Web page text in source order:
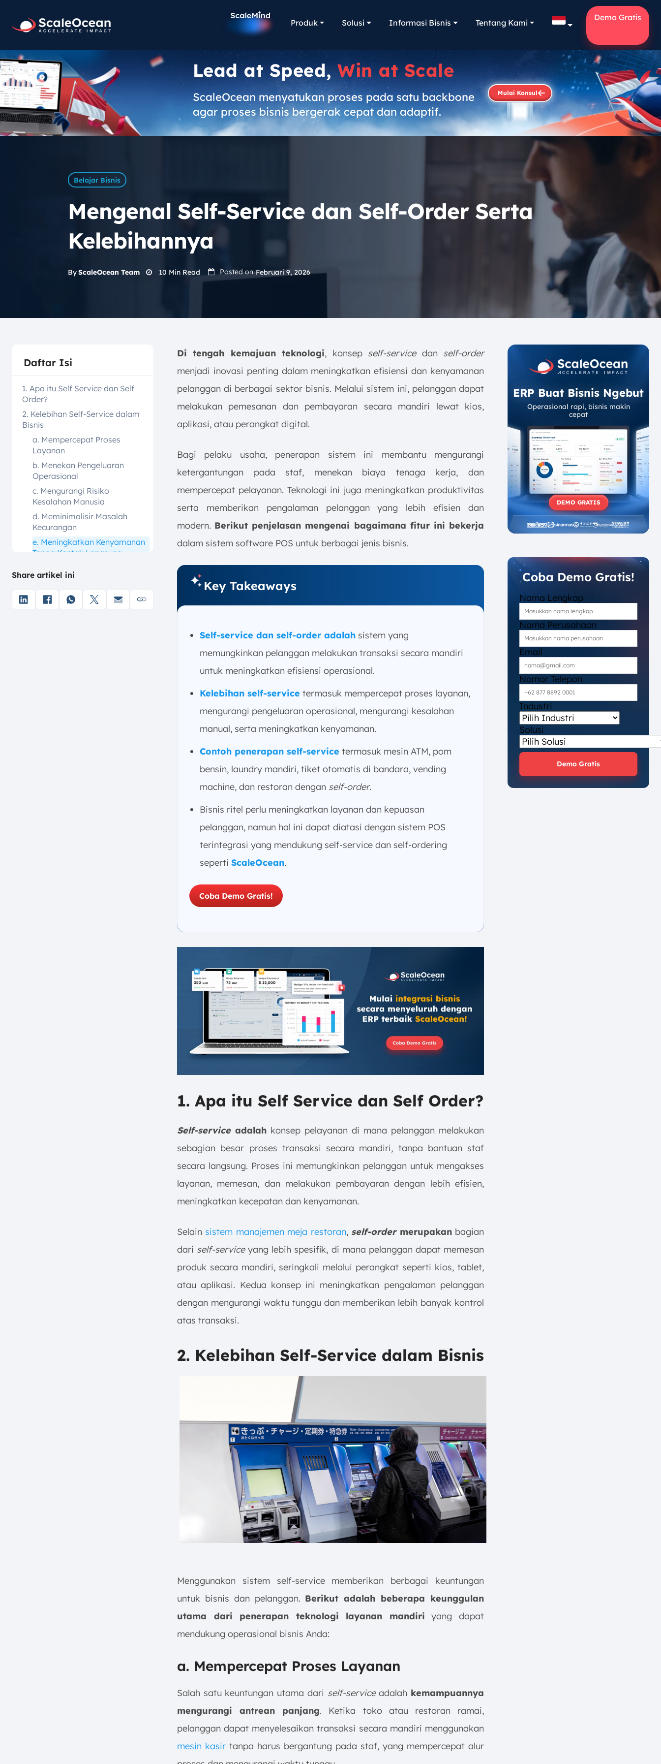
Produk Solusi Informasi Bisnis Tentang Kami
Demo Gratis
Lead at Speed,Win at Scale
ScaleOcean menyatukan proses pada satu backbone
agar proses bisnis bergerak cepat dan adaptif.
Mulai Konsul
Belajar Bisnis
Mengenal Self-Service dan Self-Order Serta
Kelebihannya
ByScaleOcean Team 10 Min Read Posted on Februari 9, 2026
Daftar Isi
1. Apa itu Self Service dan Self
Order?
2. Kelebihan Self-Service dalam
Bisnis
a. Mempercepat Proses
Layanan
b. Menekan Pengeluaran
Operasional
c. Mengurangi Risiko
Kesalahan Manusia
d. Meminimalisir Masalah
Kecurangan
e. Meningkatkan Kenyamanan
Tanpa Kontak Langsung
Modernisasi Bisnis
3. Kekurangan Sistem Self-Service
a. Risiko Kesalahan Sistem
Share artikel ini
Di tengah kemajuan teknologi, konsepself-servicedan self-order
menjadi inovasi penting dalam meningkatkan efisiensi dan kenyamanan
pelanggan di berbagai sektor bisnis. Melalui sistem ini, pelanggan dapat
melakukan pemesanan dan pembayaran secara mandiri lewat kios,
aplikasi, atau perangkat digital.
Bagi pelaku usaha, penerapan sistem ini membantu mengurangi
ketergantungan pada staf, menekan biaya tenaga kerja, dan
mempercepat pelayanan. Teknologi ini juga meningkatkan produktivitas
serta memberikan pengalaman pelanggan yang lebih efisien dan
modern. Berikut penjelasan mengenai bagaimana fitur ini bekerja
dalam sistem software POS untuk berbagai jenis bisnis.
Key Takeaways
Self-service dan self-order adalah sistem yang
memungkinkan pelanggan melakukan transaksi secara mandiri
untuk meningkatkan efisiensi operasional.
Kelebihan self-service termasuk mempercepat proses layanan,
mengurangi pengeluaran operasional, mengurangi kesalahan
manual, serta meningkatkan kenyamanan.
Contoh penerapan self-service termasuk mesin ATM, pom
bensin, laundry mandiri, tiket otomatis di bandara, vending
machine, dan restoran dengan self-order.
Bisnis ritel perlu meningkatkan layanan dan kepuasan
pelanggan, namun hal ini dapat diatasi dengan sistem POS
terintegrasi yang mendukung self-service dan self-ordering
seperti ScaleOcean.
Coba Demo Gratis!
1. Apa itu Self Service dan Self Order?
Self-serviceadalah konsep pelayanan di mana pelanggan melakukan
sebagian besar proses transaksi secara mandiri, tanpa bantuan staf
secara langsung. Proses ini memungkinkan pelanggan untuk mengakses
layanan, memesan, dan melakukan pembayaran dengan lebih efisien,
meningkatkan kecepatan dan kenyamanan.
Selain sistem manajemen meja restoran, self-ordermerupakanbagian
dari self-serviceyang lebih spesifik, di mana pelanggan dapat memesan
produk secara mandiri, seringkali melalui perangkat seperti kios, tablet,
atau aplikasi. Kedua konsep ini meningkatkan pengalaman pelanggan
dengan mengurangi waktu tunggu dan memberikan lebih banyak kontrol
atas transaksi.
2. Kelebihan Self-Service dalam Bisnis
Menggunakan sistem self-service memberikan berbagai keuntungan
untuk bisnis dan pelanggan. Berikut adalah beberapa keunggulan
utama dari penerapan teknologi layanan mandiri yang dapat
mendukung operasional bisnis Anda:
a. Mempercepat Proses Layanan
Salah satu keuntungan utama dari self-serviceadalah kemampuannya
mengurangi antrean panjang. Ketika toko atau restoran ramai,
pelanggan dapat menyelesaikan transaksi secara mandiri menggunakan
mesin kasir tanpa harus bergantung pada staf, yang mempercepat alur
ERP Buat Bisnis Ngebut
Operasional rapi, bisnis makin
cepat
DEMO GRATIS
Coba Demo Gratis!
Nama Lengkap
Nama Perusahaan
Email
Nomor Telepon
Industri
Solusi
Demo Gratis